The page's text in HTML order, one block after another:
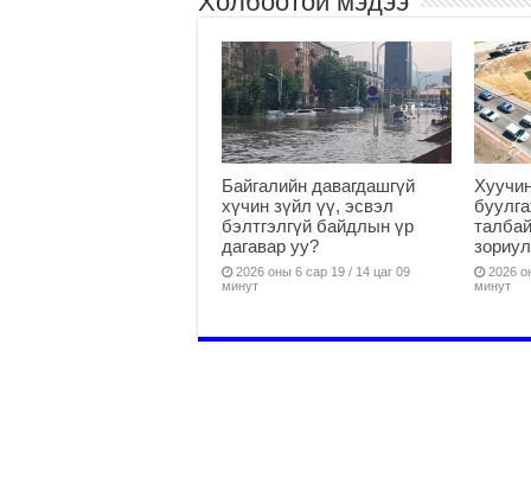
Байгалийн давагдашгүй
хүчин зүйл үү, эсвэл
бэлтгэлгүй байдлын үр
дагавар уу?
2026 оны 6 сар 19 / 14 цаг 09
минут
2026
минут